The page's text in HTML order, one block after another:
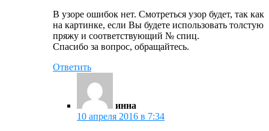
В узоре ошибок нет. Смотреться узор будет, так как
на картинке, если Вы будете использовать толстую
пряжу и соответствующий № спиц.
Спасибо за вопрос, обращайтесь.
Ответить
инна
10 апреля 2016 в 7:34